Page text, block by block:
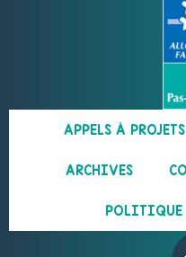
APPELS À PROJETS
ARCHIVES
POLITIQUE